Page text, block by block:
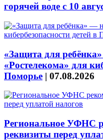
горячей воде с 10
«Защита для
«Ростелекома» для
Поморье | 07.08.2026
Региональное УФНС
реквизиты перед